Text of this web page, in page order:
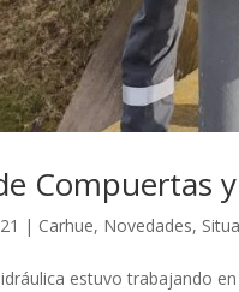
Compuertas
| Carhue, Novedades,
estuvo trabajando